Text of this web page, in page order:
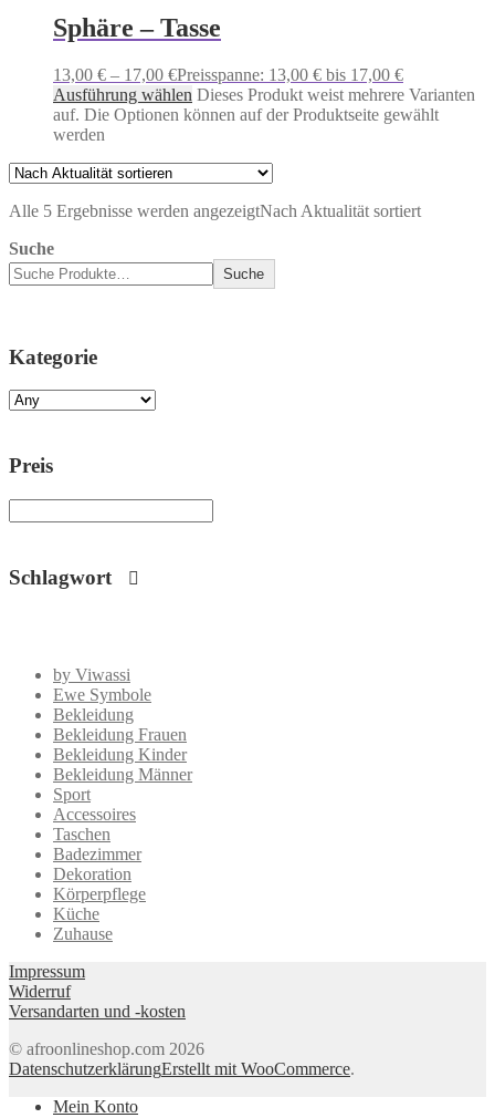
Sphäre – Tasse
13,00 € – 17,00 €Preisspanne: 13,00 € bis 17,00 €
Ausführung wählen Dieses Produkt weist mehrere Varianten
auf. Die Optionen können auf der Produktseite gewählt
werden
Alle 5 Ergebnisse werden angezeigtNach Aktualität sortiert
Suche
Suche
Kategorie
Preis
Schlagwort
by Viwassi
Ewe Symbole
Bekleidung
Bekleidung Frauen
Bekleidung Kinder
Bekleidung Männer
Sport
Accessoires
Taschen
Badezimmer
Dekoration
Körperpflege
Küche
Zuhause
Impressum
Widerruf
Versandarten und -kosten
© afroonlineshop.com 2026
DatenschutzerklärungErstellt mit WooCommerce.
Mein Konto